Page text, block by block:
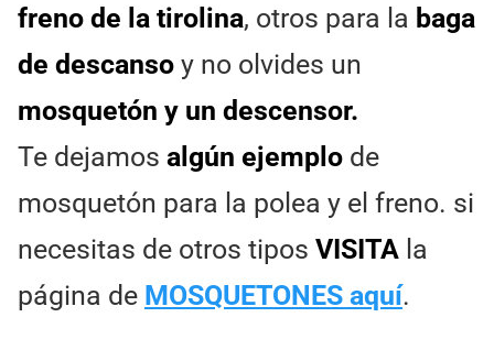
freno de la tirolina, otros para la baga
de descanso y no olvides un
mosquetón y un descensor.
Te dejamos algún ejemplo de
mosquetón para la polea y el freno. si
necesitas de otros tipos VISITA la
página de MOSQUETONES aquí.